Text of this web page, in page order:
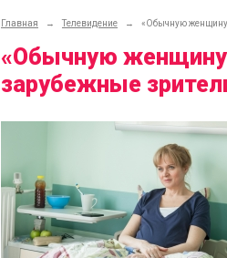
Главная → Телевидение → «Обычную
«Обычную
зарубежные